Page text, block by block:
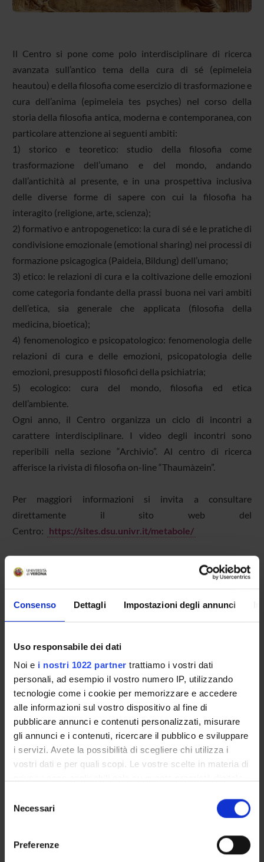
Consenso Dettagli Impostazioni degli annunci
Uso responsabile dei dati
Noi e i nostri 1022 partner trattiamo i vostri dati
personali, ad esempio il vostro numero IP, utilizzando
tecnologie come i cookie per memorizzare e accedere
alle informazioni sul vostro dispositivo al fine di
pubblicare annunci e contenuti personalizzati, misurare
gli annunci e i contenuti, ricercare il pubblico e sviluppare
i servizi. Avete la possibilità di scegliere chi utilizza i
vostri dati e per quali scopi. Le vostre scelte in materia di
modificare o revocare il proprio consenso in qualsiasi
momento dalla Dichiarazione sui cookie o facendo clic
delNecessari
Preferenze
Il Centro si pone come polo interdisciplinare di ricerca
avanzata sull’antico tema della cura di sé (epimeleia
heautou) e della filosofia come esercizio di trasformazione e
cura dell’anima (epimeleia tes psyches) nel corso della
storia della filosofia antica, moderna e contemporanea, con
particolare attenzione ai seguenti ambiti:
1) storico e teoretico: studio della filosofia come
trasformazione dell’umano e del mondo, andando
dall’antichità al presente, e in una prospettiva inclusiva
delle diverse forme di sapere con cui la filosofia ha
interagito (religione, arte, scienza);
2) formativo e antropogenetico: la cura di sé e le pratiche di
condivisione emozionale (emotional sharing) nei processi di
formazione psicagogica (Paideia, Bildung) dell’umano;
3) etico: le relazioni di cura e la coltivazione delle emozioni
come categoria fondante della prassi buona nei vari ambiti
dell’etica, sia generale che applicata (filosofia della
medicina, bioetica);
4) fenomenologico e psicopatologico: fenomenologia delle
relazioni di cura e delle emozioni, psicopatologia delle
emozioni, presupposti filosofici della psichiatria;
5) ecologico: cura del mondo, filosofia ed etica
dell’ambiente.
Ogni anno, il Centro organizza un ciclo di incontri a
carattere interdisciplinare. I video degli incontri sono
reperibili nella sezione “Archivio”. Al centro di ricerca
afferisce la rivista di filosofia on-line “Thaumàzein”.
Per maggiori informazioni si invita a consultare
direttamente il sito web del
Centro: https://sites.dsu.univr.it/metabole/
Guido Cusinato
Indirizzo
Via San Francesco 22 - Verona
Pagina Web
https://sites.dsu.univr.it/asklepios/
COMPONENTI 7
DOCUMENTI DISPONIBILI